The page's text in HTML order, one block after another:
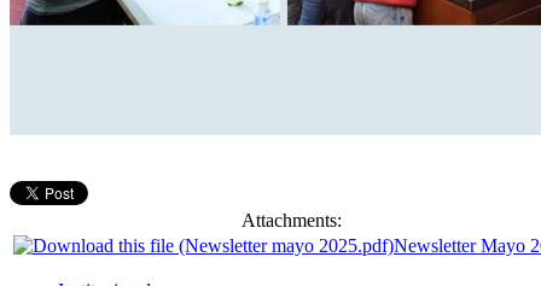
Attachments:
Newsletter Mayo